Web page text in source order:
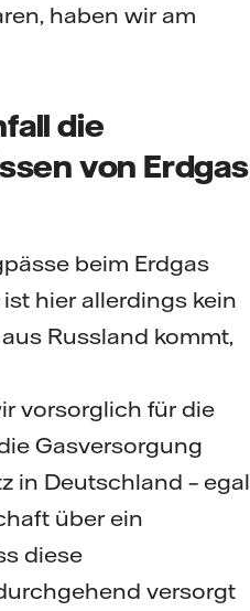
haben wir am
die
von Erdgas
beim Erdgas
hier allerdings kein
Russland kommt,
vorsorglich für die
Gasversorgung
in Deutschland – egal
über ein
diese
versorgt